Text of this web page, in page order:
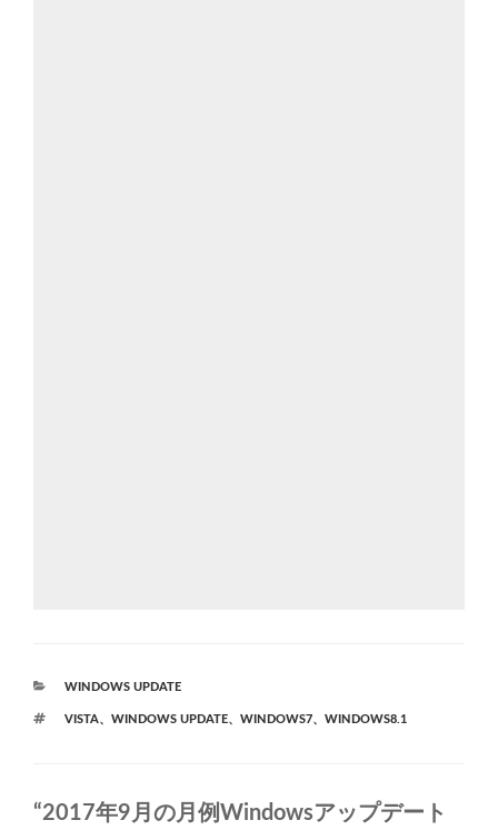
カ
ゴ
WINDOWS UPDATE
タ
VISTA、 WINDOWS UPDATE、 WINDOWS7、 WINDOWS8.1
“2017年9月の月例Windowsアップデート